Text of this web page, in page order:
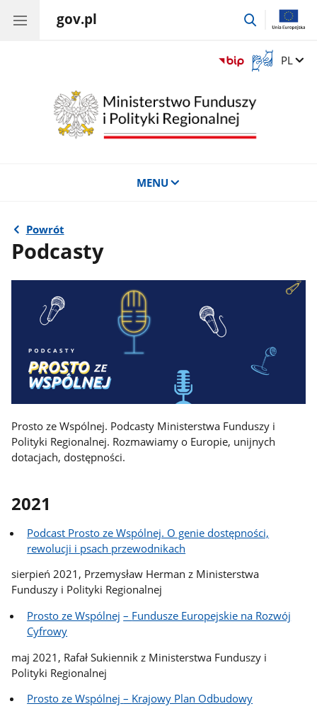
gov.pl
przejdź
Otwórz
okno
tłumaczem
migowego
Zmień
PL
MENU
Powrót
Podcasty
Prosto ze Wspólnej. Podcasty Ministerstwa Funduszy i
Polityki Regionalnej. Rozmawiamy o Europie, unijnych
dotacjach, dostępności.
2021
Podcast Prosto ze Wspólnej. O genie dostępności,
rewolucji i psach przewodnikach
sierpień 2021, Przemysław Herman z Ministerstwa
Funduszy i Polityki Regionalnej
Prosto ze Wspólnej – Fundusze Europejskie na Rozwój
Cyfrowy
maj 2021, Rafał Sukiennik z Ministerstwa Funduszy i
Polityki Regionalnej
Prosto ze Wspólnej– Krajowy Plan Odbudowy